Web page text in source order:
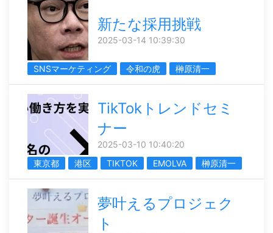
新たな採用挑戦
2025-03-14 10:39:30
SNSマーケティング 令和の虎 榊󠄀原清一
TikTokトレンドセミ
ナー
2025-03-10 10:40:20
東京都
港区 TIKTOK EMOLVA 榊󠄀原清一
夢叶えるプロジェク
ト